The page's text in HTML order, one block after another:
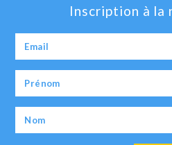
Inscription à